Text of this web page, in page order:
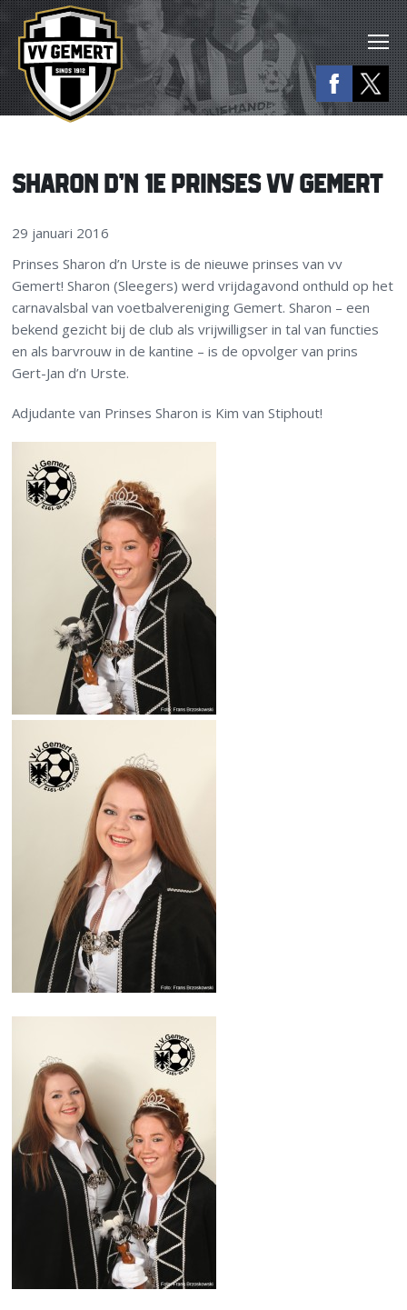
SHARON D’N 1E PRINSES VV GEMERT
29 januari 2016
Prinses Sharon d’n Urste is de nieuwe prinses van vv
Gemert! Sharon (Sleegers) werd vrijdagavond onthuld op het
carnavalsbal van voetbalvereniging Gemert. Sharon – een
bekend gezicht bij de club als vrijwilligser in tal van functies
en als barvrouw in de kantine – is de opvolger van prins
Gert-Jan d’n Urste.
Adjudante van Prinses Sharon is Kim van Stiphout!